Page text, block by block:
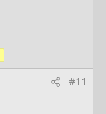
#11